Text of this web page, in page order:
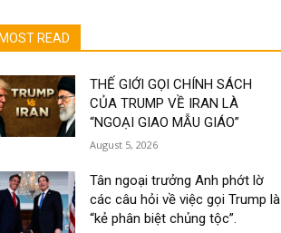
MOST READ
THẾ GIỚI GỌI CHÍNH SÁCH
CỦA TRUMP VỀ IRAN LÀ
“NGOẠI GIAO MẪU GIÁO”
August 5, 2026
Tân ngoại trưởng Anh phớt lờ
các câu hỏi về việc gọi Trump là
“kẻ phân biệt chủng tộc”.